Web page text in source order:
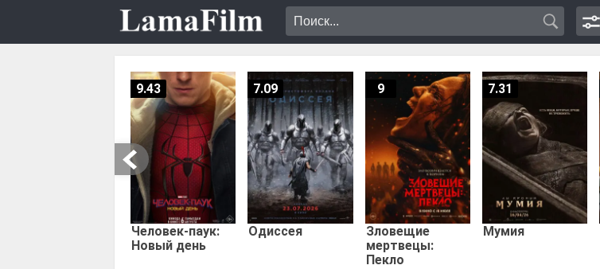
Человек-паук:
Новый день
9.43
Одиссея
7.09
Зловещие
мертвецы:
Пекло
9
Мумия
7.31